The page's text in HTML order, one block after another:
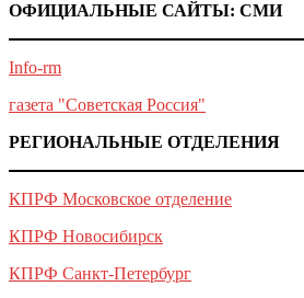
ОФИЦИАЛЬНЫЕ САЙТЫ: СМИ
Info-rm
газета "Советская Россия"
РЕГИОНАЛЬНЫЕ ОТДЕЛЕНИЯ
КПРФ Московское отделение
КПРФ Новосибирск
КПРФ Санкт-Петербург